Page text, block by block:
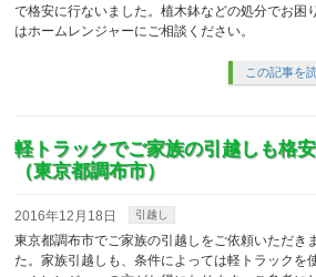
で格安に行ないました。植木鉢などの処分でお困
はホームレンジャーにご相談ください。
この記事を
軽トラックでご家族の引越しも格
（東京都調布市）
2016年12月18日 引越し
東京都調布市でご家族の引越しをご依頼いただき
た。家族引越しも、条件によっては軽トラックを